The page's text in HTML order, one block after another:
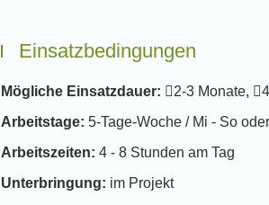
Einsatzbedingungen
Mögliche Einsatzdauer: 2-3 Monate,
Arbeitstage: 5-Tage-Woche / Mi - So
Arbeitszeiten: 4 - 8 Stunden am Tag
Unterbringung: im Projekt